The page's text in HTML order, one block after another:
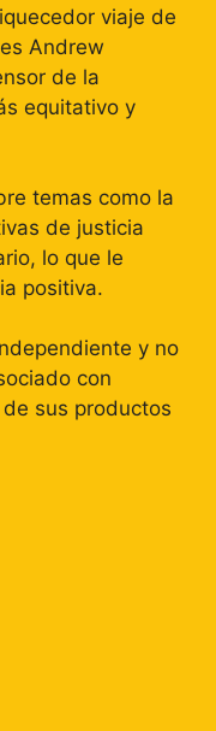
viaje de
Andrew
de la
equitativo y
temas como la
de justicia
lo que le
positiva.
y no
con
sus productos